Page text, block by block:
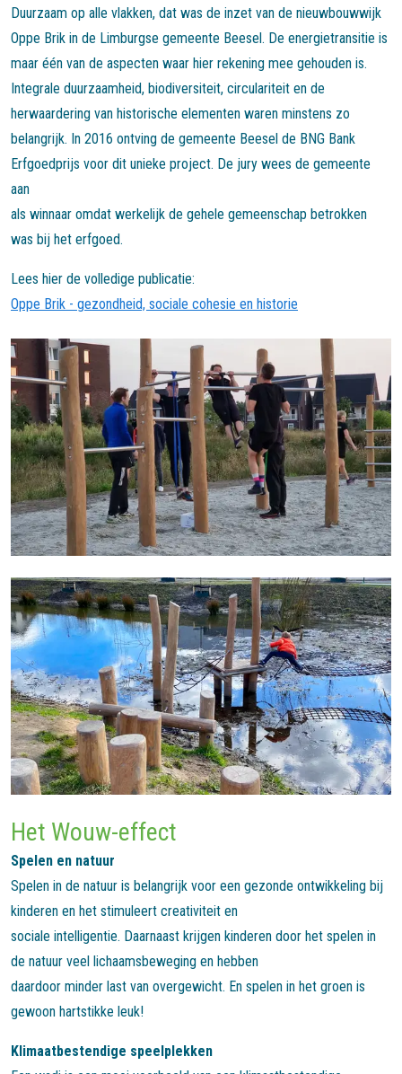
Duurzaam op alle vlakken, dat was de inzet van de nieuwbouwwijk
Oppe Brik in de Limburgse gemeente Beesel. De energietransitie is
maar één van de aspecten waar hier rekening mee gehouden is.
Integrale duurzaamheid, biodiversiteit, circulariteit en de
herwaardering van historische elementen waren minstens zo
belangrijk. In 2016 ontving de gemeente Beesel de BNG Bank
Erfgoedprijs voor dit unieke project. De jury wees de gemeente
aan
als winnaar omdat werkelijk de gehele gemeenschap betrokken
was bij het erfgoed.
Lees hier de volledige publicatie:
Oppe Brik - gezondheid, sociale cohesie en historie
Het Wouw-effect
Spelen en natuur
Spelen in de natuur is belangrijk voor een gezonde ontwikkeling bij
kinderen en het stimuleert creativiteit en
sociale intelligentie. Daarnaast krijgen kinderen door het spelen in
de natuur veel lichaamsbeweging en hebben
daardoor minder last van overgewicht. En spelen in het groen is
gewoon hartstikke leuk!
Klimaatbestendige speelplekken